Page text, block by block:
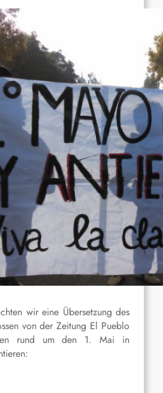
wir eine Übersetzung des
von der Zeitung El Pueblo
rund um den 1. Mai in